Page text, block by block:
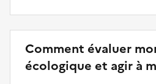
Comment évaluer
écologique et agir à